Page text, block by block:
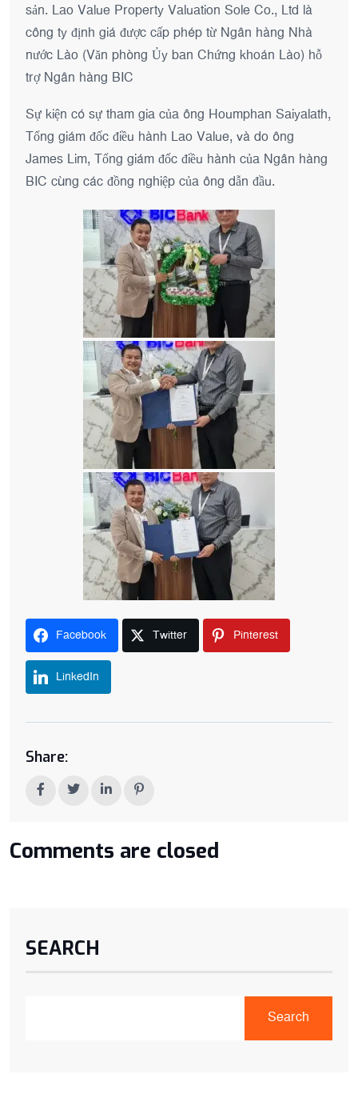
sản. Lao Value Property Valuation Sole Co., Ltd là
công ty định giá được cấp phép từ Ngân hàng Nhà
nước Lào (Văn phòng Ủy ban Chứng khoán Lào) hỗ
trợ Ngân hàng BIC
Sự kiện có sự tham gia của ông Houmphan Saiyalath,
Tổng giám đốc điều hành Lao Value, và do ông
James Lim, Tổng giám đốc điều hành của Ngân hàng
BIC cùng các đồng nghiệp của ông dẫn đầu.
Facebook Twitter Pinterest
LinkedIn
Share:
Comments are closed
SEARCH
Search